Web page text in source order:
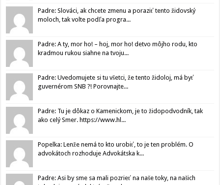
Padre: Slováci, ak chcete zmenu a poraziť tento židovský
moloch, tak volte podľa progra...
Padre: A ty, mor ho! – hoj, mor ho! detvo môjho rodu, kto
kradmou rukou siahne na tvoju...
Padre: Uvedomujete si tu všetci, že tento židoloj, má byť
guvernérom SNB ?! Porovnajte...
Padre: Tu je dôkaz o Kamenickom, je to židopodvodník, tak
ako celý Smer. https://www.hl...
Popelka: Lenže nemá to kto urobiť, to je ten problém. O
advokátoch rozhoduje Advokátska k...
Padre: Asi by sme sa mali pozrieť na naše toky, na našich